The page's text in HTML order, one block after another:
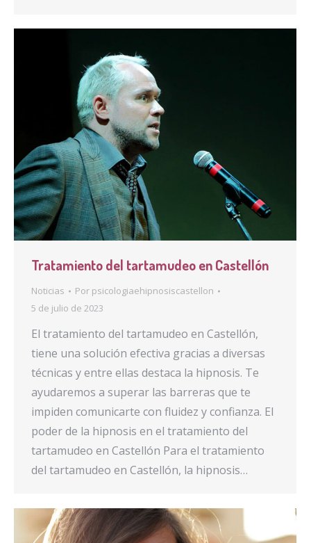
Tratamiento del tartamudeo en Castellón
Noticias Por psicologiaehipnosiscastellon
5 de julio de 2023
El tratamiento del tartamudeo en Castellón,
tiene una solución efectiva gracias a diversas
técnicas y entre ellas destaca la hipnosis. Te
ayudaremos a superar las barreras que te
impiden comunicarte con fluidez y confianza. El
poder de la hipnosis en el tratamiento del
tartamudeo en Castellón Para el tratamiento
del tartamudeo en Castellón, la hipnosis…